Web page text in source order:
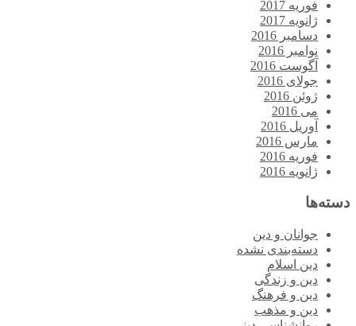
فوریه 2017
ژانویه 2017
دسامبر 2016
نوامبر 2016
آگوست 2016
جولای 2016
ژوئن 2016
می 2016
آوریل 2016
مارس 2016
فوریه 2016
ژانویه 2016
دسته‌ها
جوانان و دین
دسته‌بندی نشده
دین اسلام
دین و زندگی
دین و فرهنگ
دین و مذهب